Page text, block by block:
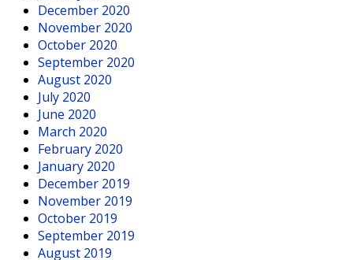
December 2020
November 2020
October 2020
September 2020
August 2020
July 2020
June 2020
March 2020
February 2020
January 2020
December 2019
November 2019
October 2019
September 2019
August 2019